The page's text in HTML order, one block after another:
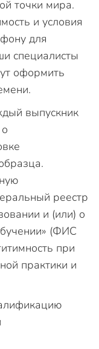
точки мира.
и условия
для
специалисты
оформить
выпускник
реестр
и (или) о
(ФИС
при
практики и